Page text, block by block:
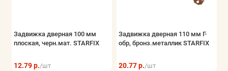
Задвижка дверная 100 мм
плоская, черн.мат. STARFIX
12.79 р./шт
Задвижка дверная 110 мм Г-
обр, бронз.металлик STARFIX
20.77 р./шт